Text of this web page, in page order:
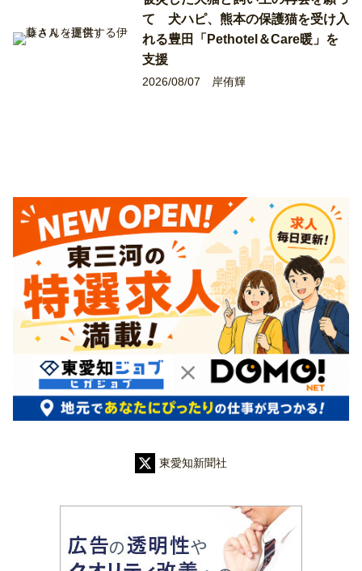
て 犬ハピ、熊本の保護猫を受け入
れる豊田「Pethotel＆Care暖」を
支援
2026/08/07 岸侑輝
東愛知新聞社